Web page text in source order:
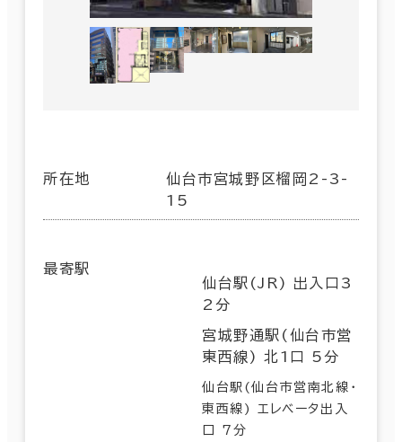
所在地
仙台市宮城野区榴岡2-3-
15
最寄駅
仙台駅(JR) 出入口3
2分
宮城野通駅(仙台市営
東西線) 北1口 5分
仙台駅(仙台市営南北線･
東西線) エレベータ出入
口 7分